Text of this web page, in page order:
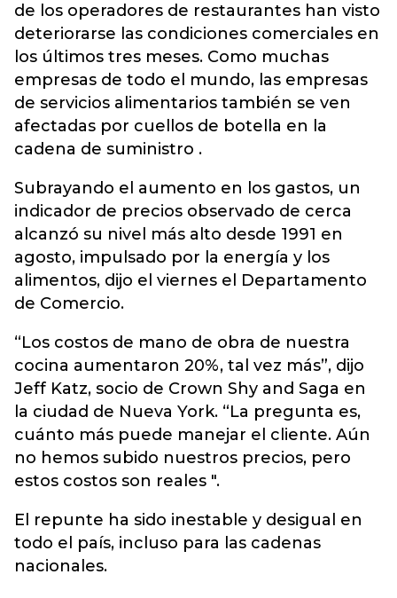
de los operadores de restaurantes han visto
deteriorarse las condiciones comerciales en
los últimos tres meses. Como muchas
empresas de todo el mundo, las empresas
de servicios alimentarios también se ven
afectadas por cuellos de botella en la
cadena de suministro .
Subrayando el aumento en los gastos, un
indicador de precios observado de cerca
alcanzó su nivel más alto desde 1991 en
agosto, impulsado por la energía y los
alimentos, dijo el viernes el Departamento
de Comercio.
“Los costos de mano de obra de nuestra
cocina aumentaron 20%, tal vez más”, dijo
Jeff Katz, socio de Crown Shy and Saga en
la ciudad de Nueva York. “La pregunta es,
cuánto más puede manejar el cliente. Aún
no hemos subido nuestros precios, pero
estos costos son reales ".
El repunte ha sido inestable y desigual en
todo el país, incluso para las cadenas
nacionales.